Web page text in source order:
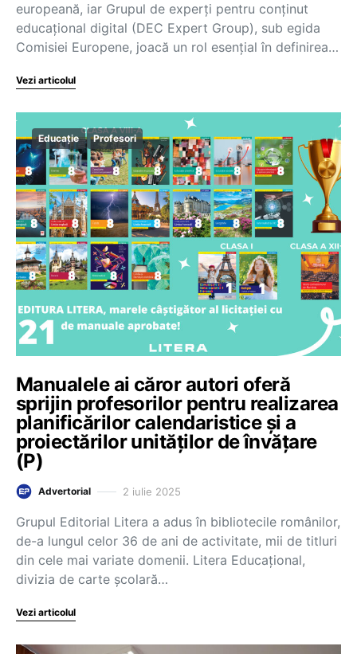
europeană, iar Grupul de experți pentru conținut
educațional digital (DEC Expert Group), sub egida
Comisiei Europene, joacă un rol esențial în definirea…
Vezi articolul
Educație Profesori
Manualele ai căror autori oferă
sprijin profesorilor pentru realizarea
planificărilor calendaristice și a
proiectărilor unităților de învățare
(P)
Advertorial 2 iulie 2025
Grupul Editorial Litera a adus în bibliotecile românilor,
de-a lungul celor 36 de ani de activitate, mii de titluri
din cele mai variate domenii. Litera Educațional,
divizia de carte școlară…
Vezi articolul